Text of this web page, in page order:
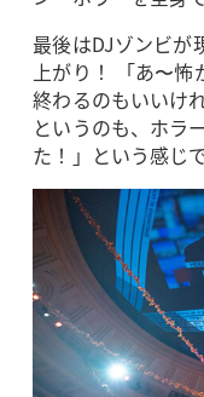
最後はDJゾンビが
上がり！ 「あ〜
終わるのもいいけ
というのも、ホラ
た！」という感じ